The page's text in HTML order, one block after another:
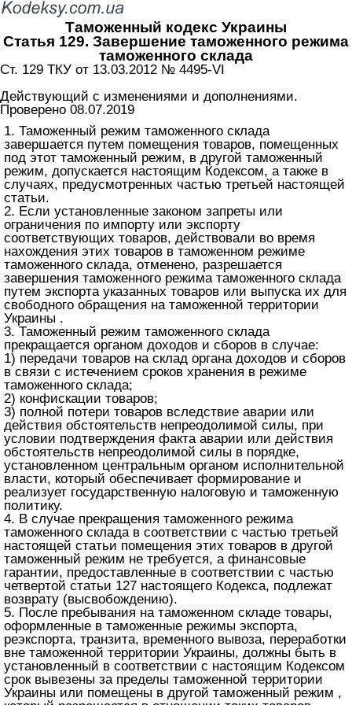
Таможенный кодекс Украины
Статья 129. Завершение таможенного режима
таможенного склада
Ст. 129 ТКУ от 13.03.2012 № 4495-VI
Действующий с изменениями и дополнениями.
Проверено 08.07.2019
1. Таможенный режим таможенного склада
завершается путем помещения товаров, помещенных
под этот таможенный режим, в другой таможенный
режим, допускается настоящим Кодексом, а также в
случаях, предусмотренных частью третьей настоящей
статьи.
2. Если установленные законом запреты или
ограничения по импорту или экспорту
соответствующих товаров, действовали во время
нахождения этих товаров в таможенном режиме
таможенного склада, отменено, разрешается
завершения таможенного режима таможенного склада
путем экспорта указанных товаров или выпуска их для
свободного обращения на таможенной территории
Украины .
3. Таможенный режим таможенного склада
прекращается органом доходов и сборов в случае:
1) передачи товаров на склад органа доходов и сборов
в связи с истечением сроков хранения в режиме
таможенного склада;
2) конфискации товаров;
3) полной потери товаров вследствие аварии или
действия обстоятельств непреодолимой силы, при
условии подтверждения факта аварии или действия
обстоятельств непреодолимой силы в порядке,
установленном центральным органом исполнительной
власти, который обеспечивает формирование и
реализует государственную налоговую и таможенную
политику.
4. В случае прекращения таможенного режима
таможенного склада в соответствии с частью третьей
настоящей статьи помещения этих товаров в другой
таможенный режим не требуется, а финансовые
гарантии, предоставленные в соответствии с частью
четвертой статьи 127 настоящего Кодекса, подлежат
возврату (высвобождению).
5. После пребывания на таможенном складе товары,
оформленные в таможенные режимы экспорта,
реэкспорта, транзита, временного вывоза, переработки
вне таможенной территории Украины, должны быть в
установленный в соответствии с настоящим Кодексом
срок вывезены за пределы таможенной территории
Украины или помещены в другой таможенный режим ,